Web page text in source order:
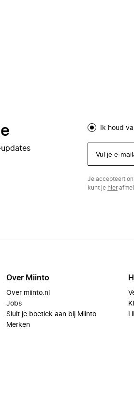
Ik houd
Je accepteert
kunt je hier
Over Miinto
Over miinto.nl
Jobs
Sluit je boetiek aan bij Miinto
Merken